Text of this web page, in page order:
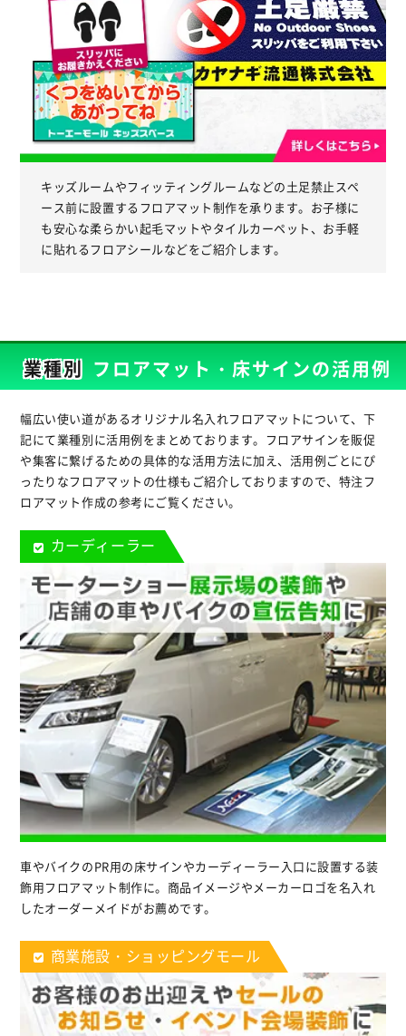
キッズルームやフィッティングルームなどの土足禁止スペ
ース前に設置するフロアマット制作を承ります。お子様に
も安心な柔らかい起毛マットやタイルカーペット、お手軽
に貼れるフロアシールなどをご紹介します。
業種別 フロアマット・床サインの活用例
幅広い使い道があるオリジナル名入れフロアマットについて、下
記にて業種別に活用例をまとめております。フロアサインを販促
や集客に繋げるための具体的な活用方法に加え、活用例ごとにぴ
ったりなフロアマットの仕様もご紹介しておりますので、特注フ
ロアマット作成の参考にご覧ください。
カーディーラー
車やバイクのPR用の床サインやカーディーラー入口に設置する装
飾用フロアマット制作に。商品イメージやメーカーロゴを名入れ
したオーダーメイドがお薦めです。
商業施設・ショッピングモール